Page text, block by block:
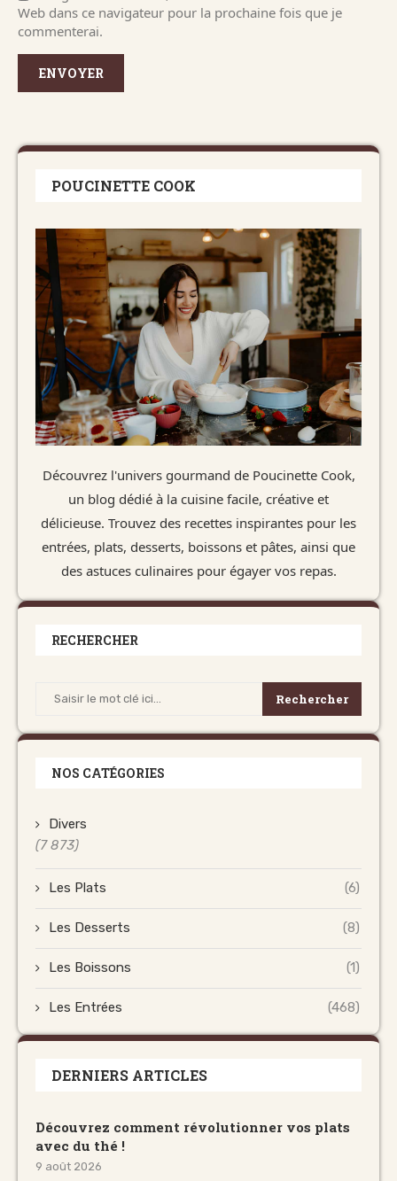
Web dans ce navigateur pour la prochaine fois que je
commenterai.
POUCINETTE COOK
Découvrez l'univers gourmand de Poucinette Cook,
un blog dédié à la cuisine facile, créative et
délicieuse. Trouvez des recettes inspirantes pour les
entrées, plats, desserts, boissons et pâtes, ainsi que
des astuces culinaires pour égayer vos repas.
RECHERCHER
Rechercher
NOS CATÉGORIES
Divers
(7 873)
Les Plats (6)
Les Desserts (8)
Les Boissons (1)
Les Entrées (468)
DERNIERS ARTICLES
Découvrez comment révolutionner vos plats
avec du thé !
9 août 2026